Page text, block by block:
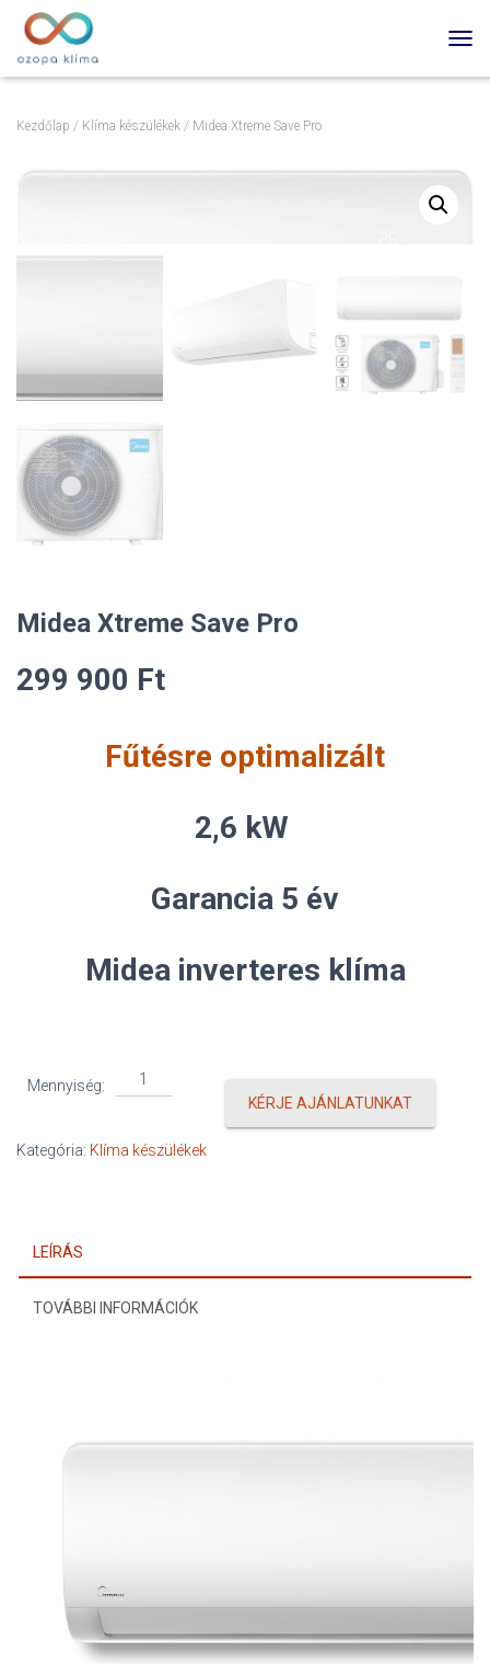
Kezdőlap / Klíma készülékek / Midea Xtreme Save Pro
Midea Xtreme Save Pro
299 900 Ft
Fűtésre optimalizált
2,6 kW
Garancia 5 év
Midea inverteres klíma
Mennyiség:
Midea
Xtreme
Pro
KÉRJE AJÁNLATUNKAT
Kategória: Klíma készülékek
LEÍRÁS
TOVÁBBI INFORMÁCIÓK